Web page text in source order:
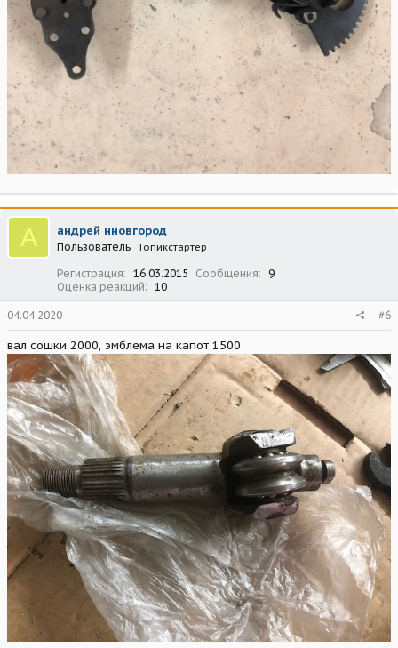
А андрей нновгород
Пользователь Топикстартер
Регистрация 16.03.2015 Сообщения
9
Оценка реакций
10
04.04.2020 #6
вал сошки 2000, эмблема на капот 1500